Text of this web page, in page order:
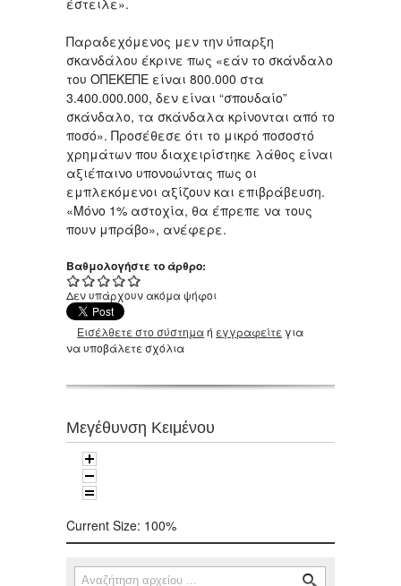
Παραδεχόμενος μεν την ύπαρξη
σκανδάλου έκρινε πως «εάν το σκάνδαλο
του ΟΠΕΚΕΠΕ είναι 800.000 στα
3.400.000.000, δεν είναι “σπουδαίο”
σκάνδαλο, τα σκάνδαλα κρίνονται από το
ποσό». Προσέθεσε ότι το μικρό ποσοστό
χρημάτων που διαχειρίστηκε λάθος είναι
αξιέπαινο υπονοώντας πως οι
εμπλεκόμενοι αξίζουν και επιβράβευση.
«Μόνο 1% αστοχία, θα έπρεπε να τους
πουν μπράβο», ανέφερε.
Βαθμολογήστε το άρθρο:
Δεν υπάρχουν ακόμα ψήφοι
Εισέλθετε στο σύστημαή εγγραφείτε για
να υποβάλετε σχόλια
Μεγέθυνση Κειμένου
Current Size: 100%
Φόρμα αναζήτησης
Αναζήτηση